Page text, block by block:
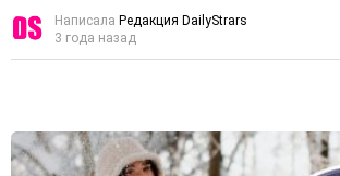
Написала Редакция DailyStrars
3 года назад